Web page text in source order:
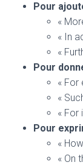
Pour
«
« In
«
Pour
« For
«
« For
Pour
«
« On